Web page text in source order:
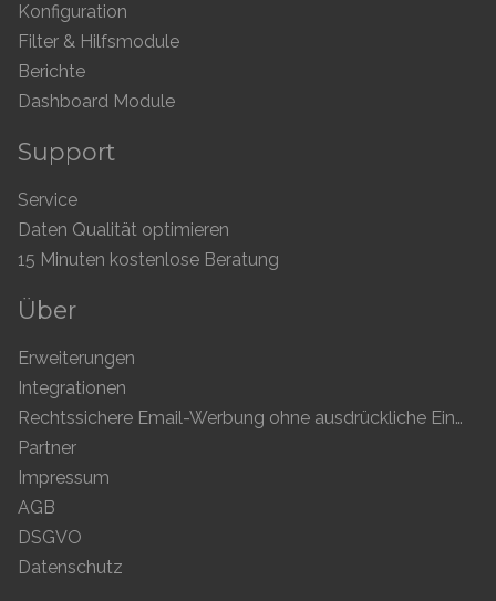
Konfiguration
Filter & Hilfsmodule
Berichte
Dashboard Module
Support
Service
Daten Qualität optimieren
15 Minuten kostenlose Beratung
Über
Erweiterungen
Integrationen
Rechtssichere Email-Werbung ohne ausdrückliche Einwilligung
Partner
Impressum
AGB
DSGVO
Datenschutz